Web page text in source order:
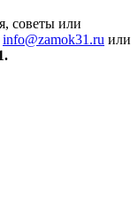
советы или
info@zamok31.ru или